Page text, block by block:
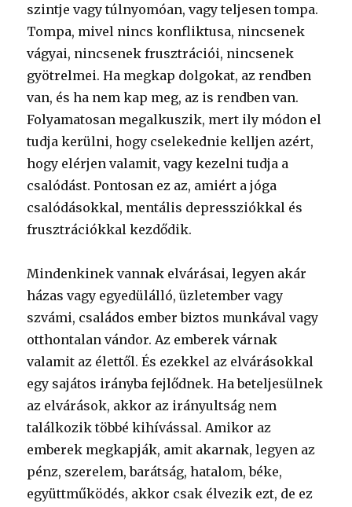
szintje vagy túlnyomóan, vagy teljesen tompa.
Tompa, mivel nincs konfliktusa, nincsenek
vágyai, nincsenek frusztrációi, nincsenek
gyötrelmei. Ha megkap dolgokat, az rendben
van, és ha nem kap meg, az is rendben van.
Folyamatosan megalkuszik, mert ily módon el
tudja kerülni, hogy cselekednie kelljen azért,
hogy elérjen valamit, vagy kezelni tudja a
csalódást. Pontosan ez az, amiért a jóga
csalódásokkal, mentális depressziókkal és
frusztrációkkal kezdődik.
Mindenkinek vannak elvárásai, legyen akár
házas vagy egyedülálló, üzletember vagy
szvámi, családos ember biztos munkával vagy
otthontalan vándor. Az emberek várnak
valamit az élettől. És ezekkel az elvárásokkal
egy sajátos irányba fejlődnek. Ha beteljesülnek
az elvárások, akkor az irányultság nem
találkozik többé kihívással. Amikor az
emberek megkapják, amit akarnak, legyen az
pénz, szerelem, barátság, hatalom, béke,
együttműködés, akkor csak élvezik ezt, de ez